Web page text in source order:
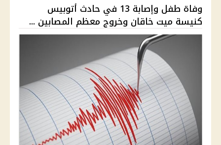
وفاة طفل وإصابة 13 في حادث أتوبيس
كنيسة ميت خاقان وخروج معظم المصابين ...